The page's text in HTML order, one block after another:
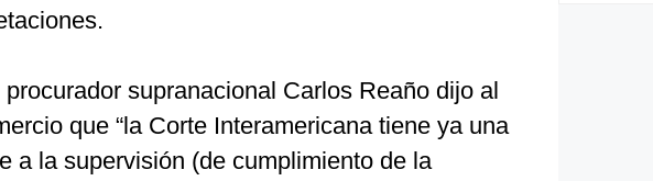
supranacional Carlos Reaño dijo al
que “la Corte Interamericana tiene ya una
a la supervisión (de cumplimiento de la